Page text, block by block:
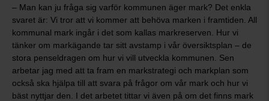
– Man kan ju fråga sig varför kommunen äger mark? Det enkla
svaret är: Vi tror att vi kommer att behöva marken i framtiden. All
kommunal mark ingår i det som kallas markreserven. Hur vi
tänker om markägande tar sitt avstamp i vår översiktsplan – de
stora penseldragen om hur vi vill utveckla kommunen. Sen
arbetar jag med att ta fram en markstrategi och markplan som
också ska hjälpa till att svara på frågor om vår mark och hur vi
bäst nyttjar den. I det arbetet tittar vi även på om det finns mark